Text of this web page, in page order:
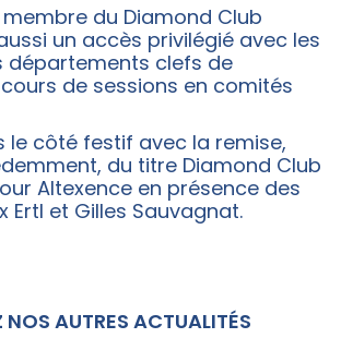
du Diamond Club
un accès privilégié avec les
départements clefs de
de sessions en comités
le côté festif avec la remise,
du titre Diamond Club
Altexence en présence des
Ertl et Gilles Sauvagnat.
NOS AUTRES ACTUALITÉS